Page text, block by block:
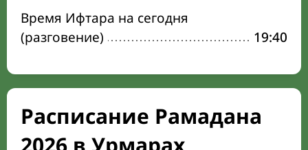
Время Ифтара на сегодня
(разговение)
19:40
Расписание Рамадана